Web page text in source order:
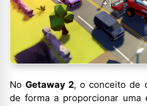
No Getaway 2, o conceito de
de forma a proporcionar uma